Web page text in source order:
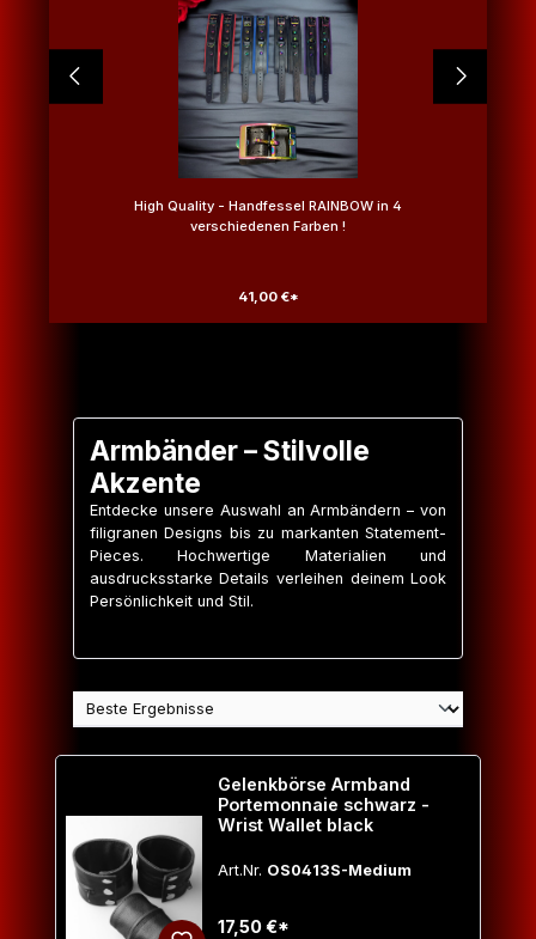
High Quality - Handfessel RAINBOW in 4
verschiedenen Farben !
41,00 €*
Armbänder – Stilvolle
Akzente
Entdecke unsere Auswahl an Armbändern – von
filigranen Designs bis zu markanten Statement-
Pieces. Hochwertige Materialien und
ausdrucksstarke Details verleihen deinem Look
Persönlichkeit und Stil.
Gelenkbörse Armband
Portemonnaie schwarz -
Wrist Wallet black
Art.Nr. OS0413S-Medium
17,50 €*